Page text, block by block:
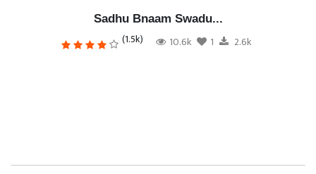
Sadhu Bnaam Swadu...
(1.5k) 10.6k 1 2.6k